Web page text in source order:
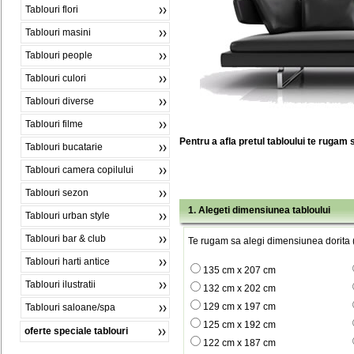
Tablouri flori
Tablouri masini
Tablouri people
Tablouri culori
Tablouri diverse
Tablouri filme
Tablouri bucatarie
Tablouri camera copilului
Tablouri sezon
Tablouri urban style
Tablouri bar & club
Tablouri harti antice
Tablouri ilustratii
Tablouri saloane/spa
oferte speciale tablouri
Pentru a afla pretul tabloului te rugam
1. Alegeti dimensiunea tabloului
Te rugam sa alegi dimensiunea dorita
135 cm x 207 cm
132 cm x 202 cm
129 cm x 197 cm
125 cm x 192 cm
122 cm x 187 cm